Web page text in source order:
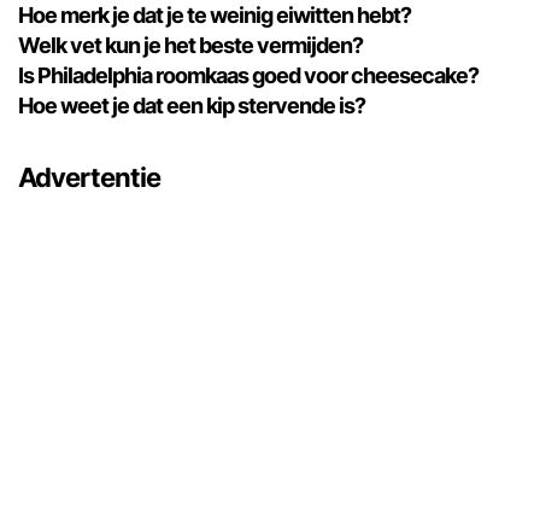
Hoe merk je dat je te weinig eiwitten hebt?
Welk vet kun je het beste vermijden?
Is Philadelphia roomkaas goed voor cheesecake?
Hoe weet je dat een kip stervende is?
Advertentie